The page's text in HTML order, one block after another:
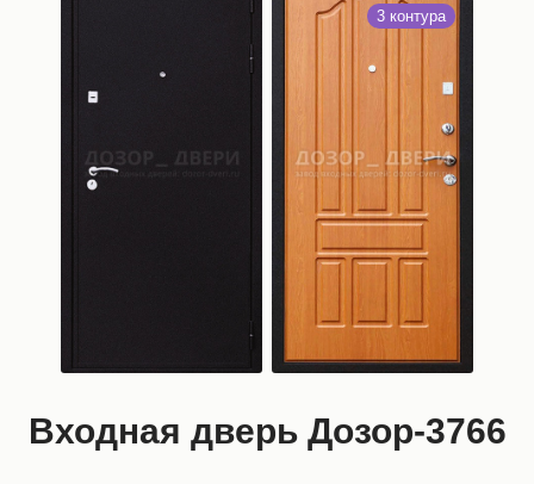
Входная дверь Дозор-3766